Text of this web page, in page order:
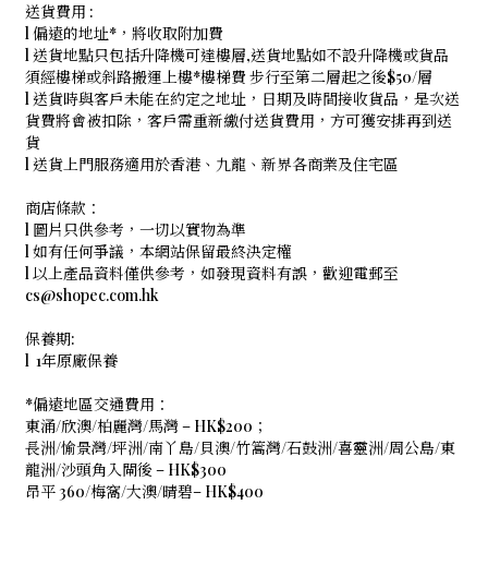
送貨費用 :
l 偏遠的地址*，將收取附加費
l 送貨地點只包括升降機可達樓層,送貨地點如不設升降機或貨品
須經樓梯或斜路搬運上樓*樓梯費 步行至第二層起之後$50/層
l 送貨時與客戶未能在約定之地址，日期及時間接收貨品，是次送
貨費將會被扣除，客戶需重新繳付送貨費用，方可獲安排再到送
貨
l 送貨上門服務適用於香港、九龍、新界各商業及住宅區
商店條款：
l 圖片只供參考，一切以實物為準
l 如有任何爭議，本網站保留最終決定權
l 以上產品資料僅供參考，如發現資料有誤，歡迎電郵至
cs@shopec.com.hk
保養期:
l 1年原廠保養
*偏遠地區交通費用：
東涌/欣澳/柏麗灣/馬灣 – HK$200；
長洲/愉景灣/坪洲/南丫島/貝澳/竹篙灣/石鼓洲/喜靈洲/周公島/東
龍洲/沙頭角入閘後 – HK$300
昂平 360/梅窩/大澳/晴碧– HK$400